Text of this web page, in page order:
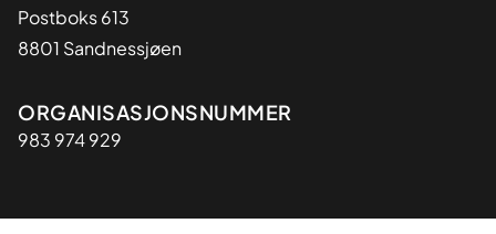
Postboks 613
8801 Sandnessjøen
Organisasjon
ORGANISASJONSNUMMER
983 974 929